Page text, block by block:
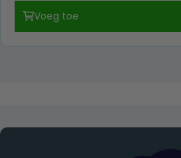
€ 349,00.€ 209,00.
Voeg toe